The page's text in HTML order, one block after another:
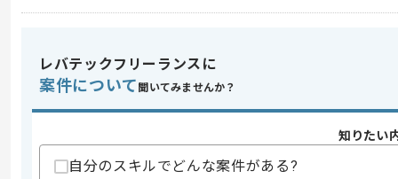
開発ツール
この案件のポイント
業務内容
追加開発 , 自社製品開
20代活躍中 , 30代活躍
レバテックフリーランスに
案件について 聞いてみませんか？
知りたい
自分のスキルでどんな案件がある?